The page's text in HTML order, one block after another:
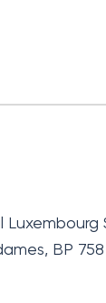
BP 758